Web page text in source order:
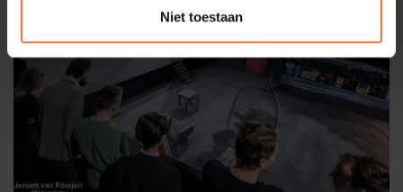
Niet toestaan